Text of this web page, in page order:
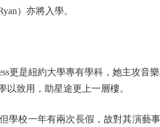
）亦將入學。
更是紐約大學專有學科，她主攻音
致用，助星途更上一層樓。
校一年有兩次長假，故對其演藝